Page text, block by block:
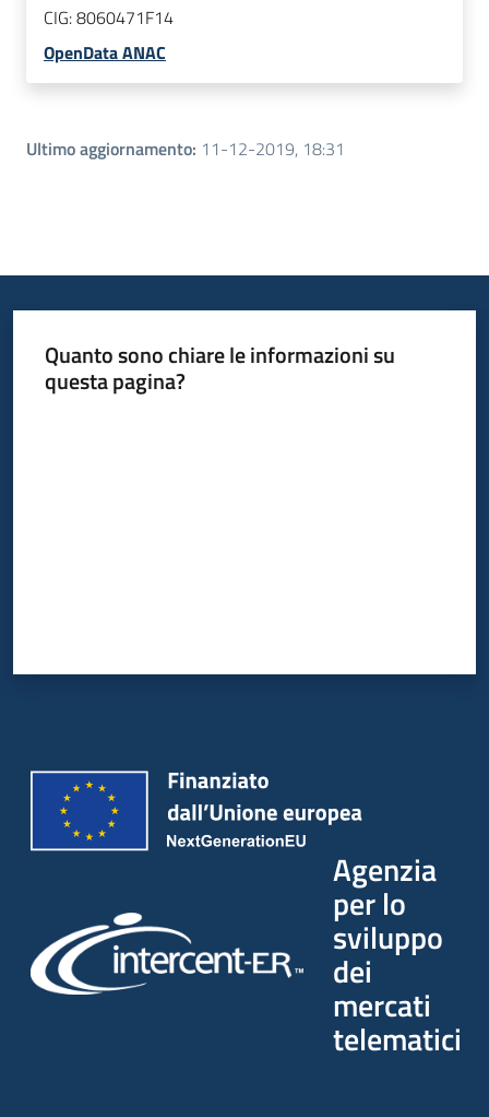
CIG:8060471F14
OpenData ANAC
Ultimo aggiornamento: 11-12-2019, 18:31
Quanto sono chiare le informazioni su
questa pagina?
Agenzia
per lo
sviluppo
dei
mercati
telematici